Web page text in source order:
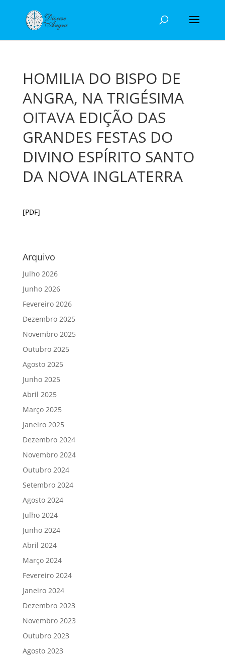
HOMILIA DO BISPO DE
ANGRA, NA TRIGÉSIMA
OITAVA EDIÇÃO DAS
GRANDES FESTAS DO
DIVINO ESPÍRITO SANTO
DA NOVA INGLATERRA
[PDF]
Arquivo
Julho 2026
Junho 2026
Fevereiro 2026
Dezembro 2025
Novembro 2025
Outubro 2025
Agosto 2025
Junho 2025
Abril 2025
Março 2025
Janeiro 2025
Dezembro 2024
Novembro 2024
Outubro 2024
Setembro 2024
Agosto 2024
Julho 2024
Junho 2024
Abril 2024
Março 2024
Fevereiro 2024
Janeiro 2024
Dezembro 2023
Novembro 2023
Outubro 2023
Agosto 2023